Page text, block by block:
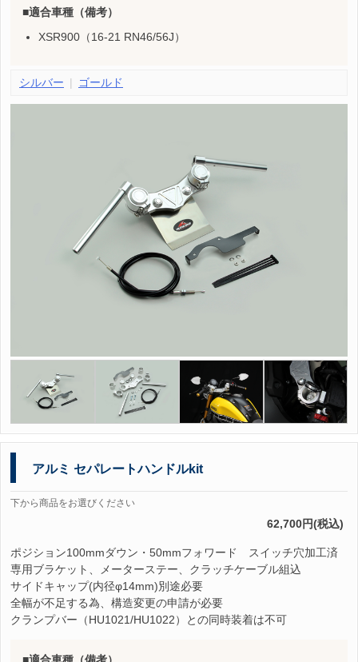
適合車種（備考）
XSR900（16-21 RN46/56J）
シルバー ゴールド
アルミ セパレートハンドルkit
下から商品をお選びください
62,700円(税込)
ポジション100mmダウン・50mmフォワード スイッチ穴加工済
専用ブラケット、メーターステー、クラッチケーブル組込
サイドキャップ(内径φ14mm)別途必要
全幅が不足する為、構造変更の申請が必要
クランプバー（HU1021/HU1022）との同時装着は不可